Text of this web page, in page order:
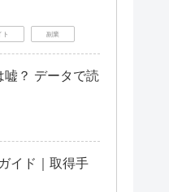
ト 副業
嘘？ データで読
イド｜取得手